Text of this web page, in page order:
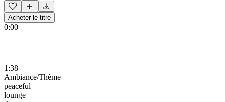
Acheter le titre
0:00
1:38
Ambiance/Thème
peaceful
lounge